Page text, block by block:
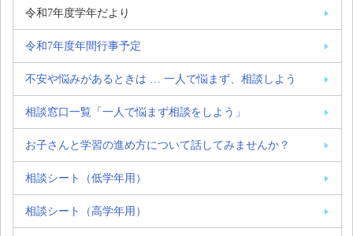
令和7年度学年だより
令和7年度年間行事予定
不安や悩みがあるときは … 一人で悩まず、相談しよう
相談窓口一覧「一人で悩まず相談をしよう」
お子さんと学習の進め方について話してみませんか？
相談シート（低学年用）
相談シート（高学年用）